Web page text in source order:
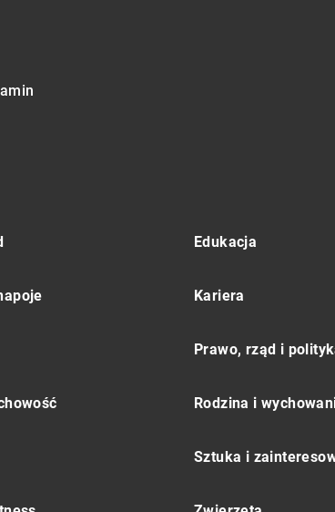
Edukacja
Kariera
Prawo, rząd i
Rodzina i
Sztuka i